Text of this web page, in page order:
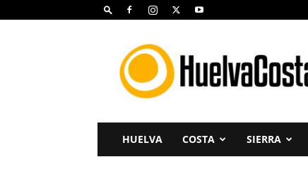
Huelva
Costa
HUELVA COSTA SIERRA